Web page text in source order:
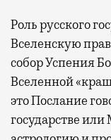
Роль русского
Вселенскую
собор Успения
Вселенной
это Послание
государстве